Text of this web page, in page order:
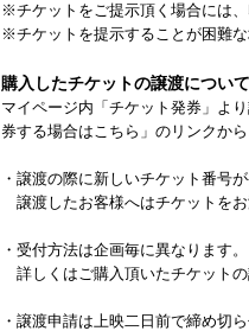
※チケットをご提示頂く場合には
※チケットを提示することが困難
購入したチケットの譲渡について
マイページ内「チケット発券」よ
券する場合はこちら」のリンクか
・譲渡の際に新しいチケット番号が
譲渡したお客様へはチケットをお
・受付方法は企画毎に異なります。
詳しくはご購入頂いたチケットの
・譲渡申請は上映二日前で締め切